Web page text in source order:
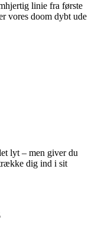
linie fra første
vores doom dybt ude
lyt – men giver du
dig ind i sit